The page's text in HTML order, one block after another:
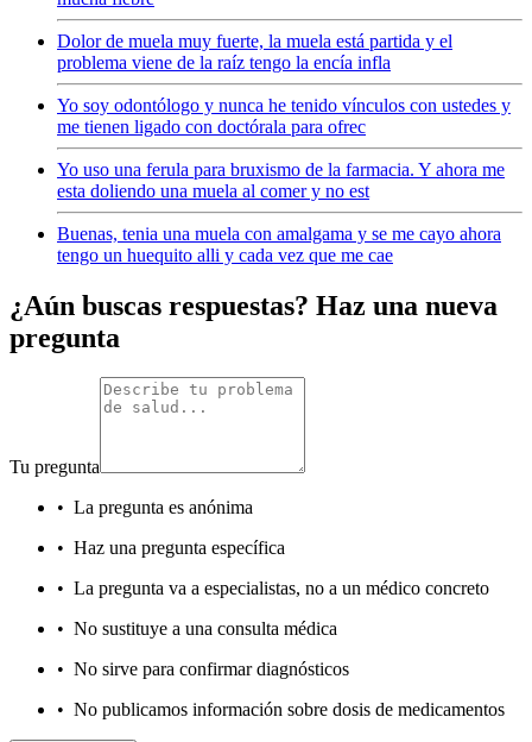
Dolor de muela muy fuerte, la muela está partida y el
problema viene de la raíz tengo la encía infla
Yo soy odontólogo y nunca he tenido vínculos con ustedes y
me tienen ligado con doctórala para ofrec
Yo uso una ferula para bruxismo de la farmacia. Y ahora me
esta doliendo una muela al comer y no est
Buenas, tenia una muela con amalgama y se me cayo ahora
tengo un huequito alli y cada vez que me cae
¿Aún buscas respuestas? Haz una nueva
pregunta
Tu pregunta
• La pregunta es anónima
• Haz una pregunta específica
• La pregunta va a especialistas, no a un médico concreto
• No sustituye a una consulta médica
• No sirve para confirmar diagnósticos
• No publicamos información sobre dosis de medicamentos